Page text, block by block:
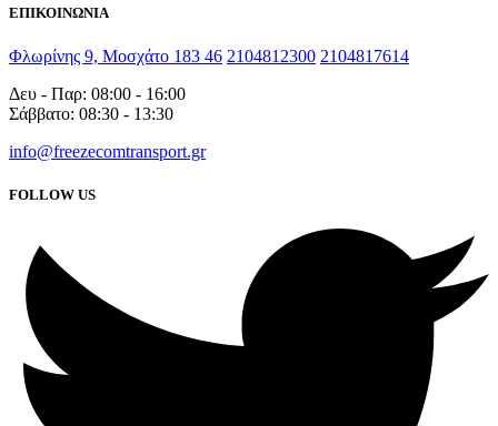
ΕΠΙΚΟΙΝΩΝΙΑ
Φλωρίνης 9, Μοσχάτο 183 46 2104812300 2104817614
Δευ - Παρ: 08:00 - 16:00
Σάββατο: 08:30 - 13:30
info@freezecomtransport.gr
FOLLOW US